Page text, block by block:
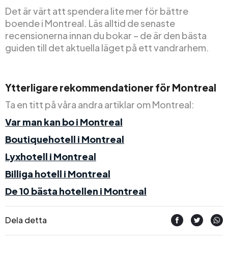
Det är värt att spendera lite mer för bättre
boende i Montreal. Läs alltid de senaste
recensionerna innan du bokar – de är den bästa
guiden till det aktuella läget på ett vandrarhem.
Ytterligare rekommendationer för Montreal
Ta en titt på våra andra artiklar om Montreal:
Var man kan bo i Montreal
Boutiquehotell i Montreal
Lyxhotell i Montreal
Billiga hotell i Montreal
De 10 bästa hotellen i Montreal
Dela detta